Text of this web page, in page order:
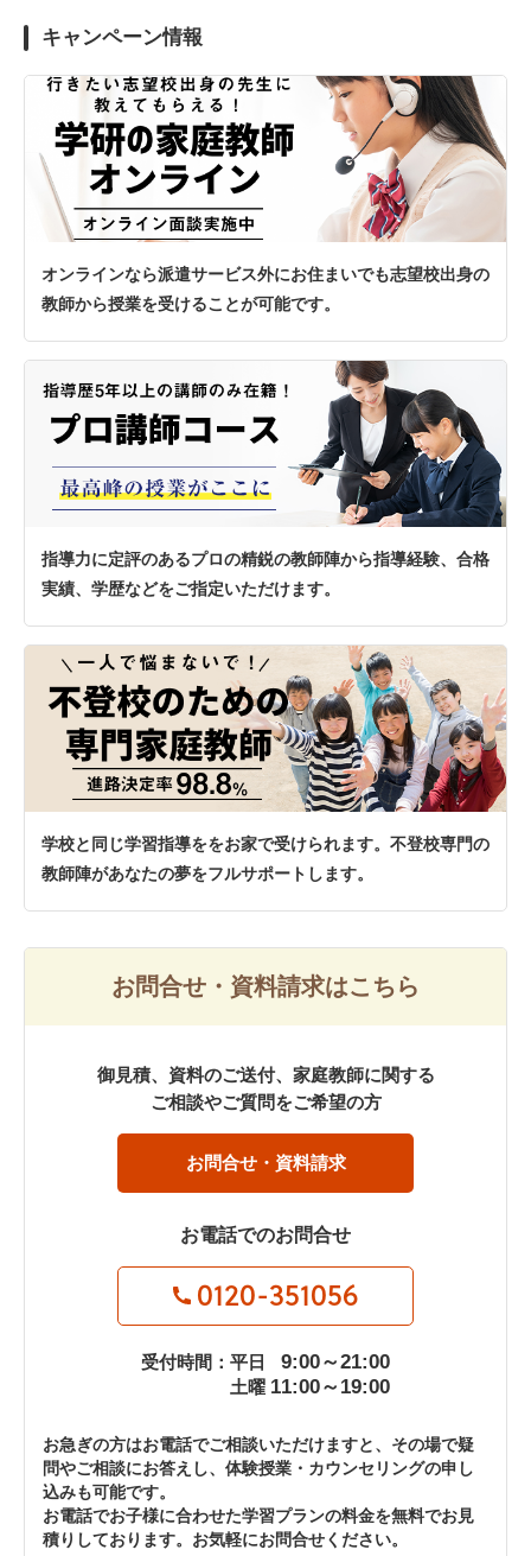
キャンペーン情報
オンラインなら派遣サービス外にお住まいでも志望校出身の
教師から授業を受けることが可能です。
指導力に定評のあるプロの精鋭の教師陣から指導経験、合格
実績、学歴などをご指定いただけます。
学校と同じ学習指導ををお家で受けられます。不登校専門の
教師陣があなたの夢をフルサポートします。
お問合せ・資料請求はこちら
御見積、資料のご送付、家庭教師に関する
ご相談やご質問をご希望の方
お問合せ・資料請求
お電話でのお問合せ
0120-351056
受付時間：平日 9:00～21:00
土曜 11:00～19:00
お急ぎの方はお電話でご相談いただけますと、その場で疑
問やご相談にお答えし、体験授業・カウンセリングの申し
込みも可能です。
お電話でお子様に合わせた学習プランの料金を無料でお見
積りしております。お気軽にお問合せください。